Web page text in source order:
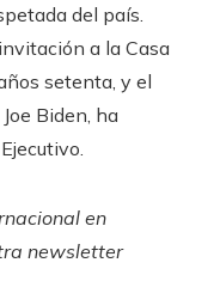
del país.
a la Casa
setenta, y el
Biden, ha
en
newsletter